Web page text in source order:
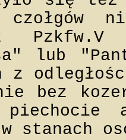
czołgów
lub
z
bez
stanach